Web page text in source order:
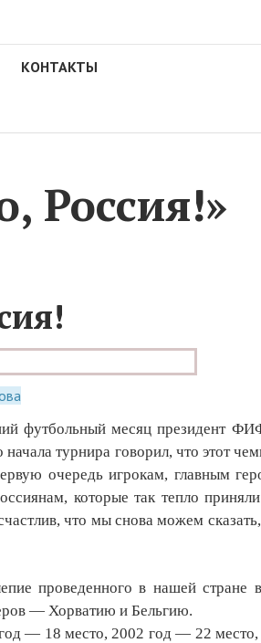
КОНТАКТЫ
»
футбольный месяц президент
турнира говорил, что этот
очередь игрокам, главным
которые так тепло
что мы снова можем
проведенного в нашей стране
— Хорватию и Бельгию.
— 18 место, 2002 год — 22